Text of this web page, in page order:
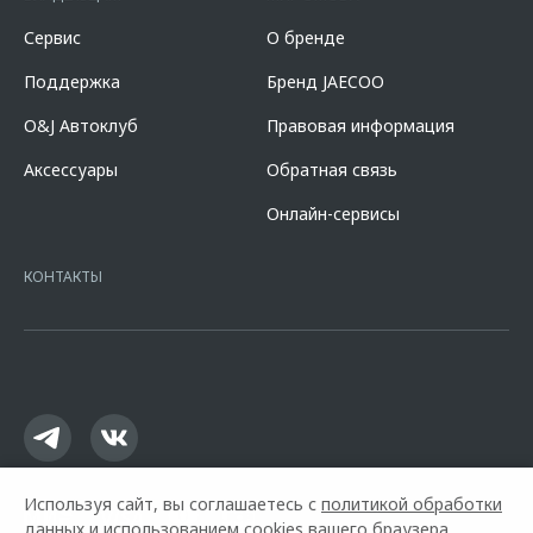
составляет 7,700% при первоначальном взносе 50,000% от
стоимости автомобиля, при сроке кредита 60 мес. и определяется
индивидуально. Указанное предложение действует в случае
оформления полиса КАСКО. При отказе от полиса КАСКО/отсутствии
пролонгации процентная ставка увеличится на 3%. Оценивайте свои
финансовые возможности и риски. Подробнее уточняйте в
официальных дилерских центрах «Omoda». Изучите все условия
кредита в разделе «Кредит на покупку автомобиля у дилера» на
сайте банкаhttps://alfabank.ru/get-money/auto-loan/dealers/?
7728168971 ОГРН 1027700067328 место нахождение 107078, г.
офертой.
Сервис
Поддержка
O&J Автоклуб
Аксессуары
О бренде
Бренд JAECOO
Правовая информация
Обратная связь
Онлайн-сервисы
КОНТАКТЫ
Используя сайт, вы соглашаетесь с политикой обработки